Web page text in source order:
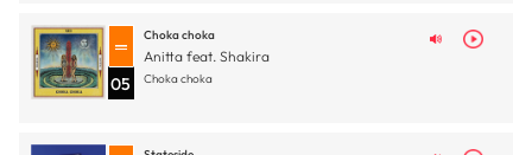
05
Choka choka
Anitta feat. Shakira
Choka choka